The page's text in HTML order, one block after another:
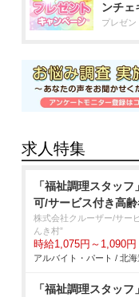
ンチェ
プレゼン
求人特集
「福祉調理スタッ
可/サービス付き高
株式会社クルーザー/サー
んき村”
時給1,075円～1,090円
アルバイト・パート / 北海
「福祉調理スタッ